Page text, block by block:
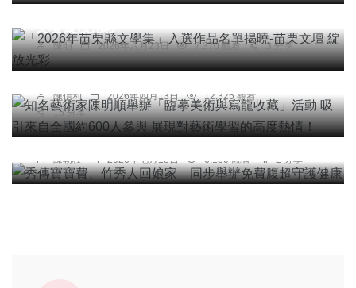
「2026年苗栗縣文學集」入選作品名單揭曉-苗栗
陳明 2026年六月23日 7,370 觀看 3 分享
知名藝術家陳明順舉辦「臨摹美術與寫龍收藏」活
動 吸引來自全國約600人參與 展現對藝術學習的高
陳信利 2026年四月13日
12,325 觀看
15 分享
健康
秀傳寶寶費、竹秀人回娘家 同步舉辦免費腹超守
護健康
陳朝枝 2026年七月18日 6,130 觀看 2 分享